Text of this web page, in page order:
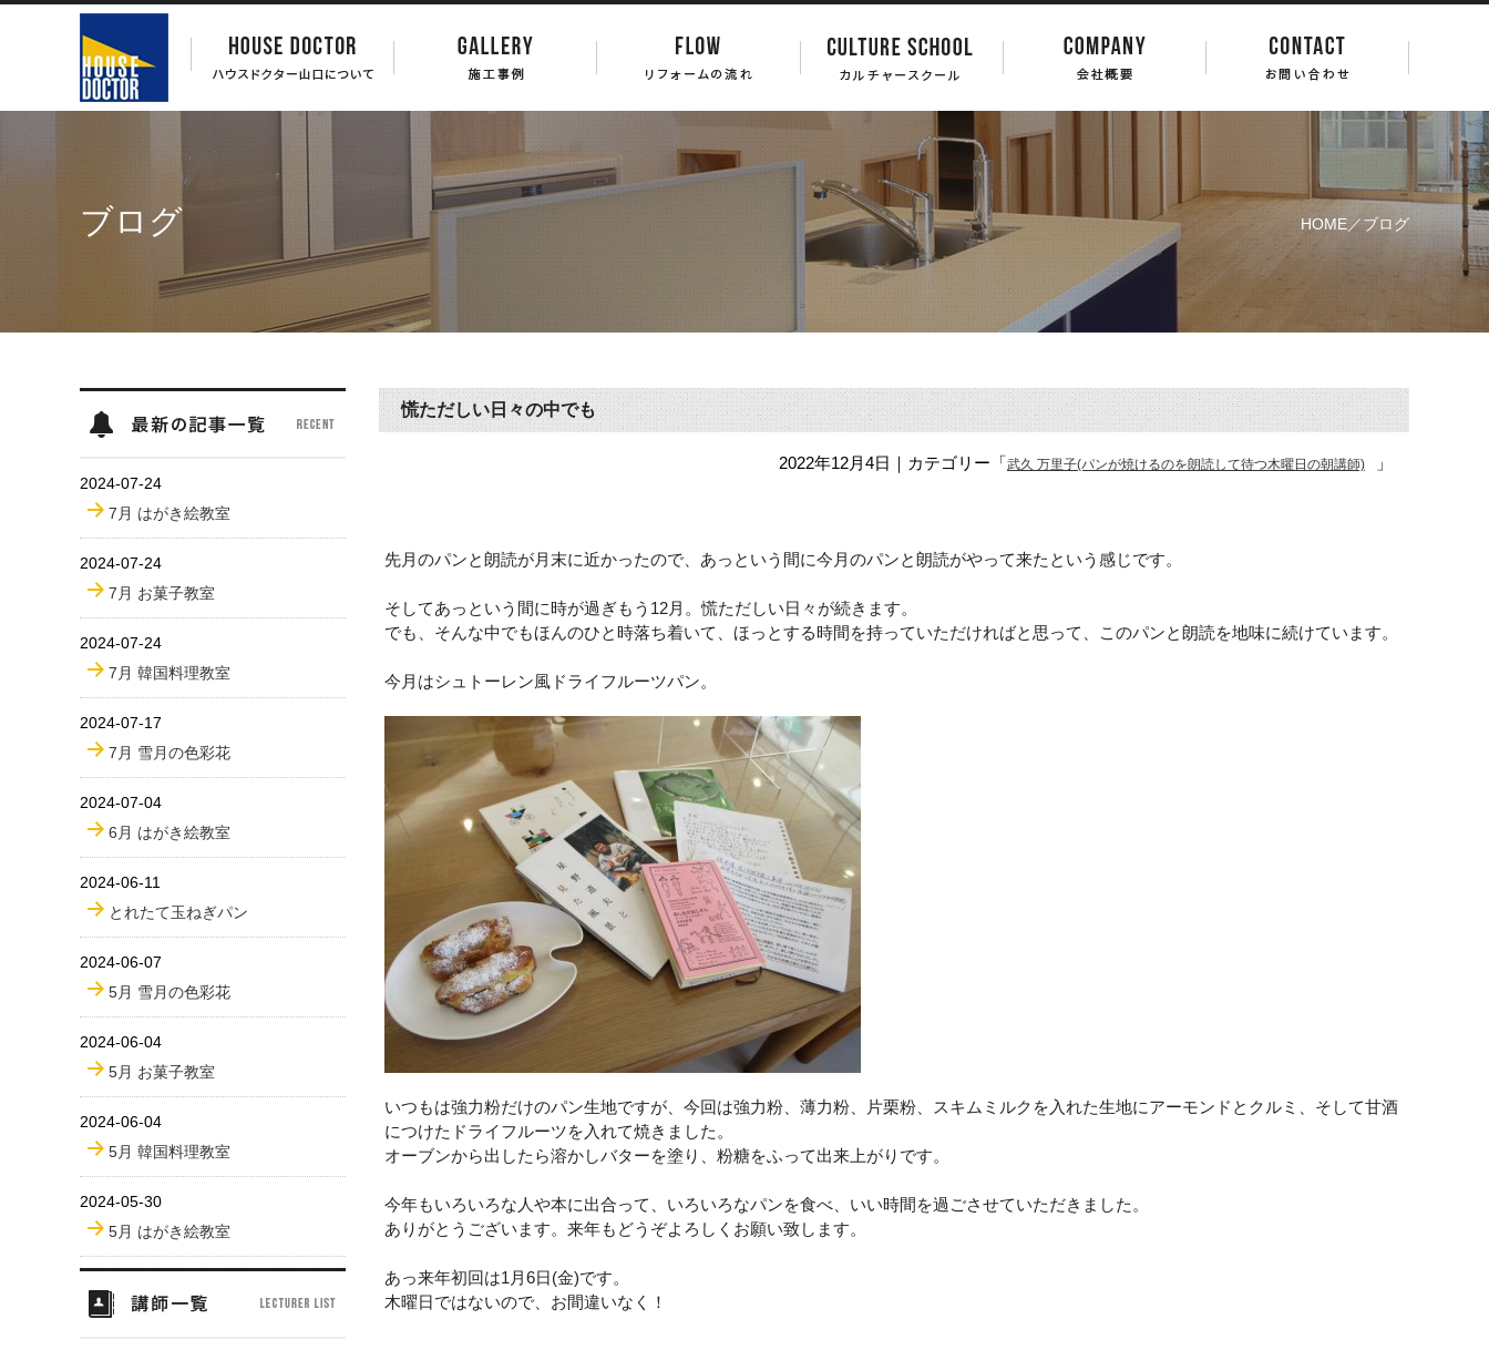
ブログ HOME／ブログ
慌ただしい日々の中でも
2022年12月4日 ｜カテゴリー「武久 万里子(パンが焼けるのを朗読して待つ木曜日の朝講師) 」
先月のパンと朗読が月末に近かったので、あっという間に今月のパンと朗読がやって来たという感じです。
そしてあっという間に時が過ぎもう12月。慌ただしい日々が続きます。
でも、そんな中でもほんのひと時落ち着いて、ほっとする時間を持っていただければと思って、このパンと朗読を地味に続けています。
今月はシュトーレン風ドライフルーツパン。
いつもは強力粉だけのパン生地ですが、今回は強力粉、薄力粉、片栗粉、スキムミルクを入れた生地にアーモンドとクルミ、そして甘酒
につけたドライフルーツを入れて焼きました。
オーブンから出したら溶かしバターを塗り、粉糖をふって出来上がりです。
今年もいろいろな人や本に出合って、いろいろなパンを食べ、いい時間を過ごさせていただきました。
ありがとうございます。来年もどうぞよろしくお願い致します。
あっ来年初回は1月6日(金)です。
木曜日ではないので、お間違いなく！
2024-07-24
7月 はがき絵教室
2024-07-24
7月 お菓子教室
2024-07-24
7月 韓国料理教室
2024-07-17
7月 雪月の色彩花
2024-07-04
6月 はがき絵教室
2024-06-11
とれたて玉ねぎパン
2024-06-07
5月 雪月の色彩花
2024-06-04
5月 お菓子教室
2024-06-04
5月 韓国料理教室
2024-05-30
5月 はがき絵教室